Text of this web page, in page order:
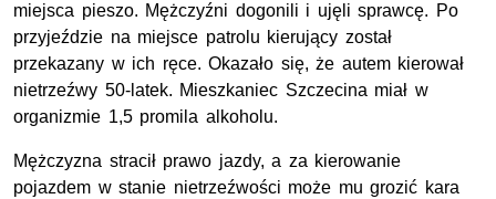
miejsca pieszo. Mężczyźni dogonili i ujęli sprawcę. Po
przyjeździe na miejsce patrolu kierujący został
przekazany w ich ręce. Okazało się, że autem kierował
nietrzeźwy 50-latek. Mieszkaniec Szczecina miał w
organizmie 1,5 promila alkoholu.
Mężczyzna stracił prawo jazdy, a za kierowanie
pojazdem w stanie nietrzeźwości może mu grozić kara